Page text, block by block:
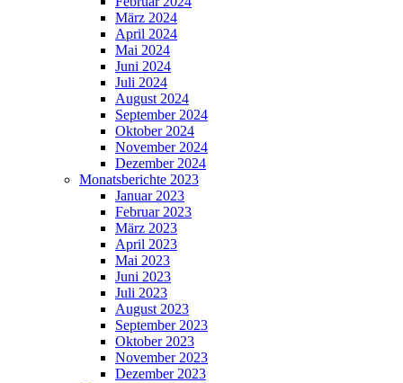
März 2024
April 2024
Mai 2024
Juni 2024
Juli 2024
August 2024
September 2024
Oktober 2024
November 2024
Dezember 2024
Monatsberichte 2023
Januar 2023
Februar 2023
März 2023
April 2023
Mai 2023
Juni 2023
Juli 2023
August 2023
September 2023
Oktober 2023
November 2023
Dezember 2023